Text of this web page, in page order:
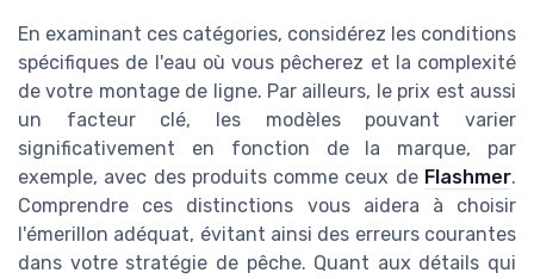
En examinant ces catégories, considérez les conditions
spécifiques de l'eau où vous pêcherez et la complexité
de votre montage de ligne. Par ailleurs, le prix est aussi
un facteur clé, les modèles pouvant varier
significativement en fonction de la marque, par
exemple, avec des produits comme ceux de Flashmer.
Comprendre ces distinctions vous aidera à choisir
l'émerillon adéquat, évitant ainsi des erreurs courantes
dans votre stratégie de pêche. Quant aux détails qui